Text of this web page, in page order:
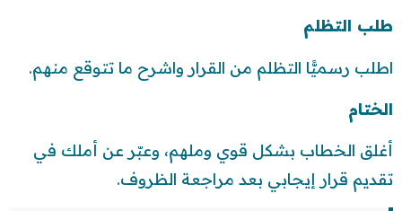
طلب التظلم
اطلب رسميًّا التظلم من القرار واشرح ما تتوقع منهم.
الختام
أغلق الخطاب بشكل قوي وملهم، وعبّر عن أملك في
تقديم قرار إيجابي بعد مراجعة الظروف.